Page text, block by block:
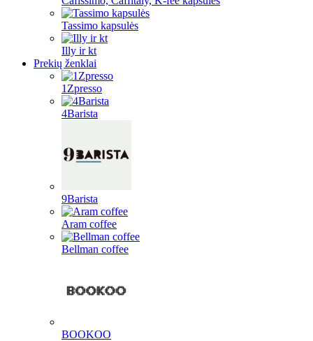
Tassimo kapsulės
Illy ir kt
Prekių ženklai
1Zpresso
4Barista
9Barista
Aram coffee
Bellman coffee
BOOKOO